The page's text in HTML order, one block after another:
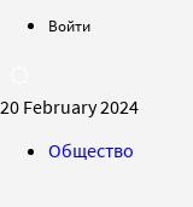
Войти
20 February 2024
Общество